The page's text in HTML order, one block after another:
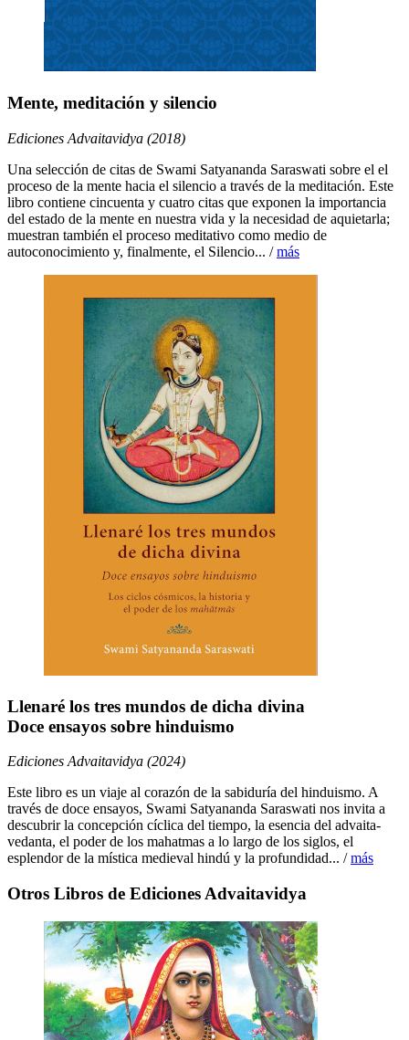
Mente, meditación y silencio
Ediciones Advaitavidya (2018)
Una selección de citas de Swami Satyananda Saraswati sobre el el
proceso de la mente hacia el silencio a través de la meditación. Este
libro contiene cincuenta y cuatro citas que exponen la importancia
del estado de la mente en nuestra vida y la necesidad de aquietarla;
muestran también el proceso meditativo como medio de
autoconocimiento y, finalmente, el Silencio... /más
Llenaré los tres mundos de dicha divina
Doce ensayos sobre hinduismo
Ediciones Advaitavidya (2024)
Este libro es un viaje al corazón de la sabiduría del hinduismo. A
través de doce ensayos, Swami Satyananda Saraswati nos invita a
descubrir la concepción cíclica del tiempo, la esencia del advaita-
vedanta, el poder de los mahatmas a lo largo de los siglos, el
esplendor de la mística medieval hindú y la profundidad... /más
Otros Libros de Ediciones Advaitavidya